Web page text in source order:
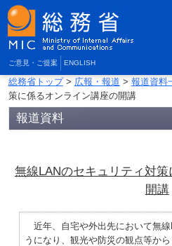
ご意見・ご提案 ENGLISH
総務省トップ> 広報・報道 > 報道資料
策に係るオンライン講座の開講
報道資料
無線LANのセキュリティ対
開講
近年、自宅や外出先において無線
うになり、観光や防災の観点等か